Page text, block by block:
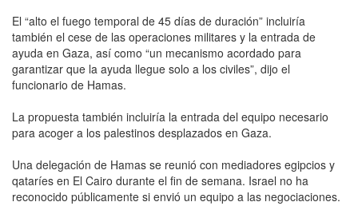
El “alto el fuego temporal de 45 días de duración” incluiría
también el cese de las operaciones militares y la entrada de
ayuda en Gaza, así como “un mecanismo acordado para
garantizar que la ayuda llegue solo a los civiles”, dijo el
funcionario de Hamas.
La propuesta también incluiría la entrada del equipo necesario
para acoger a los palestinos desplazados en Gaza.
Una delegación de Hamas se reunió con mediadores egipcios y
qataríes en El Cairo durante el fin de semana. Israel no ha
reconocido públicamente si envió un equipo a las negociaciones.